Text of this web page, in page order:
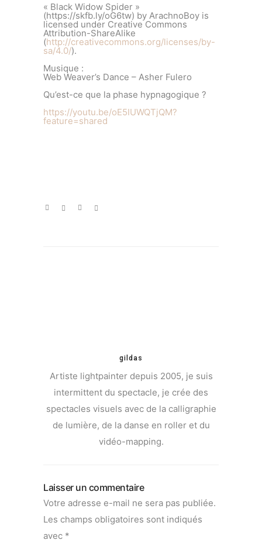
« Black Widow Spider »
(https://skfb.ly/oG6tw) by ArachnoBoy is
licensed under Creative Commons
Attribution-ShareAlike
(http://creativecommons.org/licenses/by-
sa/4.0/).
Musique :
Web Weaver’s Dance – Asher Fulero
Qu’est-ce que la phase hypnagogique ?
https://youtu.be/oE5IUWQTjQM?
feature=shared
gildas
Artiste lightpainter depuis 2005, je suis
intermittent du spectacle, je crée des
spectacles visuels avec de la calligraphie
de lumière, de la danse en roller et du
vidéo-mapping.
Laisser un commentaire
Votre adresse e-mail ne sera pas publiée.
Les champs obligatoires sont indiqués
avec *